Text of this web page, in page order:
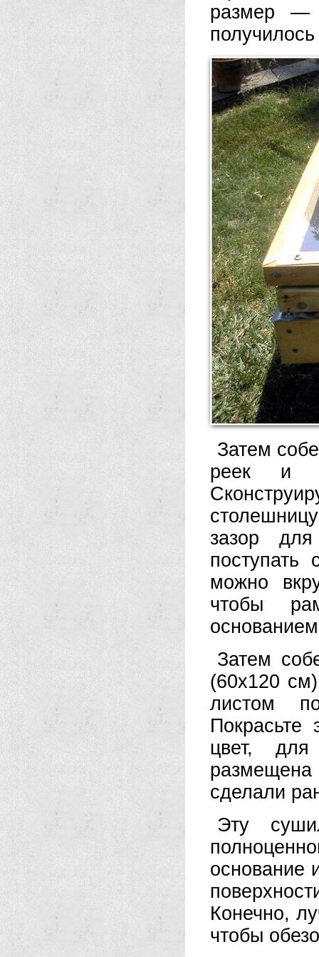
размер —
Затем
реек и
зазор
поступать
можно
чтобы
Затем
(60х120
листом
Покрасьте
цвет,
сделали
Эту
основание
Конечно,
чтобы